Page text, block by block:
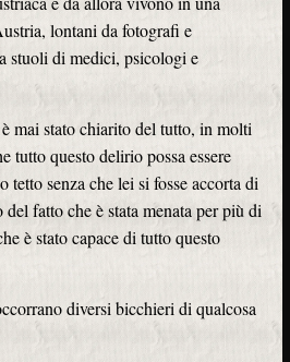
lontani da fotografi e
stuoli di medici, psicologi e
mai stato chiarito del tutto, in molti
tutto questo delirio possa essere
tetto senza che lei si fosse accorta di
fatto che è stata menata per più di
è stato capace di tutto questo
diversi bicchieri di qualcosa